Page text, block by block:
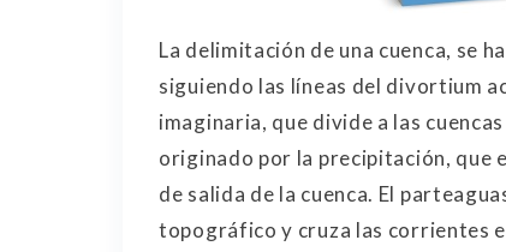
La delimitación de una cuenca, se
siguiendo las líneas del divortium
imaginaria, que divide a las
originado por la precipitación, que
de salida de la cuenca. El
topográfico y cruza las corrientes